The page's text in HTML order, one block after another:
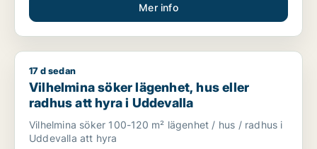
Mer info
Vilhelmina söker lägenhet, hus eller radhus att hyra i
17 d sedan
Vilhelmina söker lägenhet, hus eller
radhus att hyra i Uddevalla
Vilhelmina söker 100-120 m² lägenhet / hus / radhus i
Uddevalla att hyra